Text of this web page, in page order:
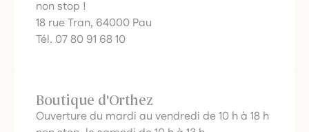
non stop !
18 rue Tran, 64000 Pau
Tél. 07 80 91 68 10
Boutique d'Orthez
Ouverture du mardi au vendredi de 10 h à 18 h